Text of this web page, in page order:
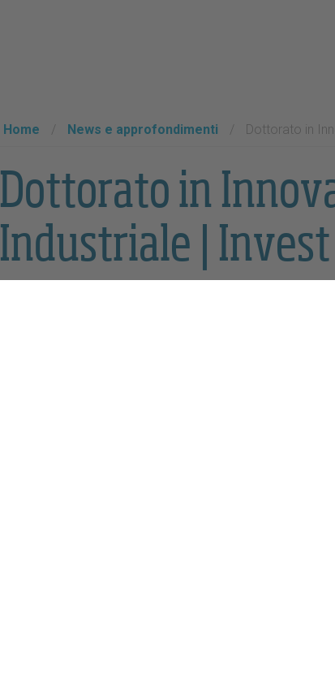
Home / News e approfondimenti / Dottorato in
Dottorato in
Industriale |